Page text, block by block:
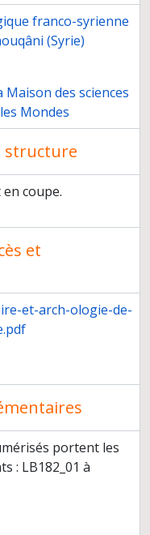
franco-syrienne
(Syrie)
Maison des sciences
Mondes
structure
coupe.
et
et-arch-ologie-de-
portent les
: LB182_01 à